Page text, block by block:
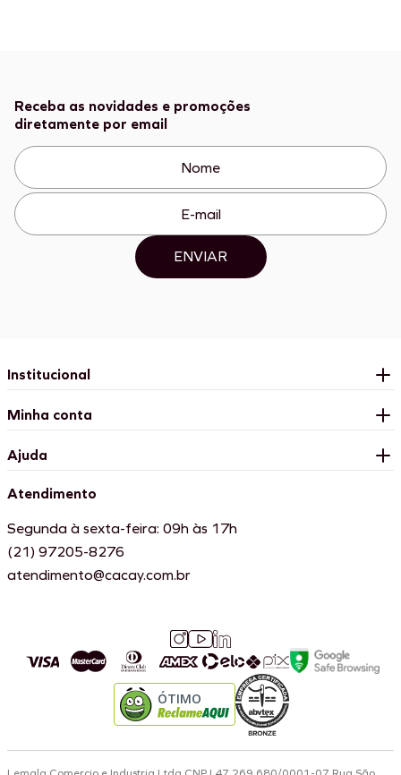
Receba as novidades e promoções
diretamente por email
ENVIAR
Institucional
Minha conta
Ajuda
Atendimento
Segunda à sexta-feira: 09h às 17h
(21) 97205-8276
atendimento@cacay.com.br
ÓTIMO